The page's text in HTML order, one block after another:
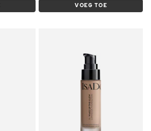
VOEG TOE